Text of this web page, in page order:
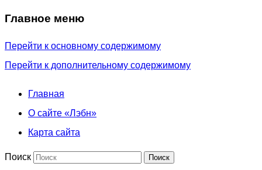
Главное меню
Перейти к основному содержимому
Перейти к дополнительному содержимому
Главная
О сайте «Лэбн»
Карта сайта
Поиск